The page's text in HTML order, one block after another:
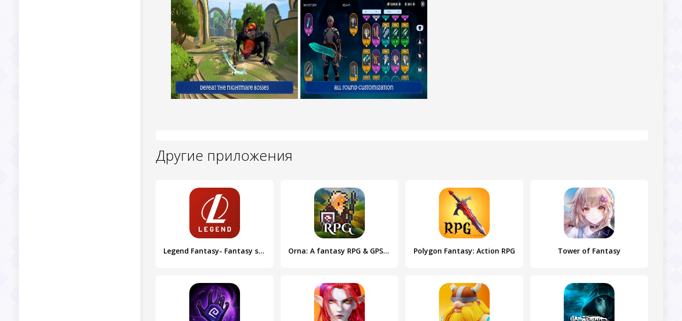
Другие приложения
Legend Fantasy- Fantasy sports Orna: A fantasy RPG & GPS MMO Polygon Fantasy: Action RPG Tower of Fantasy